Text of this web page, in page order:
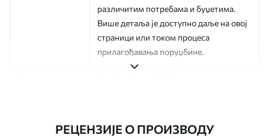
различитим потребама и буџетима.
Више детаља је доступно даље на овој
страници или током процеса
прилагођавања поруџбине.
Финисхинг Полу-мат.
РЕЦЕНЗИЈЕ О ПРОИЗВОДУ